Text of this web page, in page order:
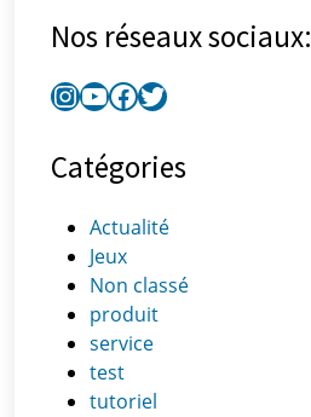
Nos réseaux sociaux:
Catégories
Actualité
Jeux
Non classé
produit
service
test
tutoriel